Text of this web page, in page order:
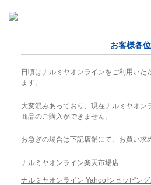
お客様各位
日頃はナルミヤオンラインをご利用いた
ます。
大変混みあっており、現在ナルミヤオン
商品のご購入ができません。
お急ぎの場合は下記店舗にて、お買い求
ナルミヤオンライン楽天市場店
ナルミヤオンライン Yahoo!ショッピン